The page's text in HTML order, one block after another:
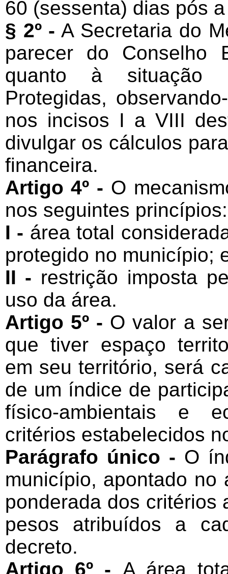
60 (sessenta) dias pós
§ 2º - A Secretaria do
parecer do Conselho
quanto à situação
Protegidas,
nos incisos I a VIII
divulgar os cálculos
financeira.
Artigo 4º - O
nos seguintes princípios:
I - área total
protegido no município;
II - restrição imposta
uso da área.
Artigo 5º - O valor a
que tiver espaço
em seu território, será
de um índice de
físico-ambientais e
critérios estabelecidos
Parágrafo único - O
município, apontado
ponderada dos critérios
pesos atribuídos a
decreto.
Artigo 6º - A área